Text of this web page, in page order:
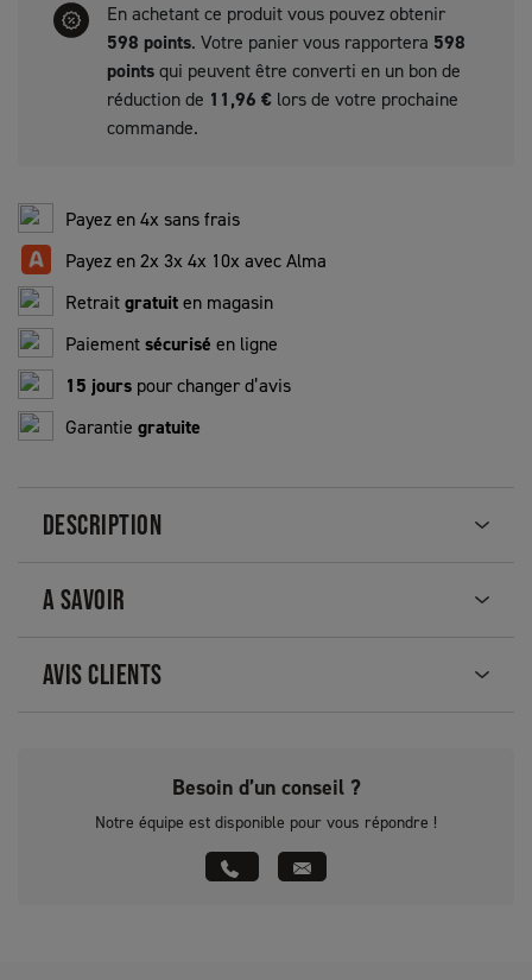
En achetant ce produit vous pouvez obtenir
598 points. Votre panier vous rapportera 598
pointsqui peuvent être converti en un bon de
réduction de 11,96 €lors de votre prochaine
commande.
Payez en 4x sans frais
Payez en 2x 3x 4x 10x avec Alma
Retraitgratuiten magasin
Paiementsécurisé en ligne
15 jours pour changer d’avis
Garantie gratuite
DESCRIPTION
A SAVOIR
AVIS CLIENTS
Besoin d’un conseil ?
Notre équipe est disponible pour vous répondre !